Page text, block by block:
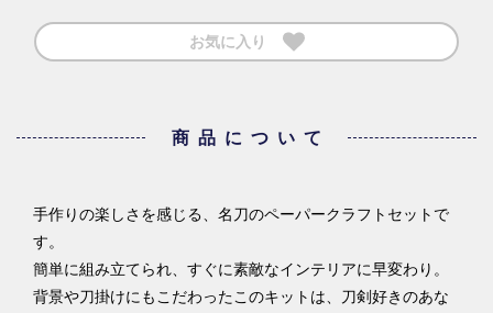
お気に入り
商品について
手作りの楽しさを感じる、名刀のペーパークラフトセットで
す。
簡単に組み立てられ、すぐに素敵なインテリアに早変わり。
背景や刀掛けにもこだわったこのキットは、刀剣好きのあな